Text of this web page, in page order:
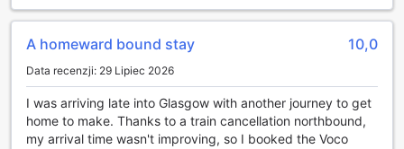
pozwala gościom cieszyć się pysznymi posiłkami i
pralni oraz prasowania zapewniają, że goście mogą
zawsze wyglądać świeżo i schludnie, nawet podczas
dłuższych pobytów. W trosce o bezpieczeństwo, hotel
udostępnia sejfy, w których można przechować cenne
przedmioty, a także profesjonalną obsługę konsjerża, która
chętnie pomoże w organizacji atrakcji i transportu w
A homeward bound stay 10,0
Data recenzji: 29 Lipiec 2026
I was arriving late into Glasgow with another journey to get
home to make. Thanks to a train cancellation northbound,
my arrival time wasn't improving, so I booked the Voco